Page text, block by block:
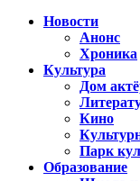
Новости
Анонс
Хроника
Культура
Дом
Кино
Парк
Образование